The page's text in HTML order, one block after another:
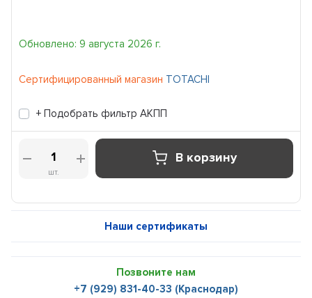
Обновлено: 9 августа 2026 г.
Сертифицированный магазин TOTACHI
+ Подобрать фильтр АКПП
шт.
В корзину
Наши сертификаты
Позвоните нам
+7 (929) 831-40-33 (Краснодар)